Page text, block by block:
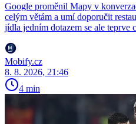
Google proměnil Mapy v
celým větám a umí doporučit
jídla jedním dotazem se ale teprve
Mobify.cz
8. 8. 2026, 21:46
4 min